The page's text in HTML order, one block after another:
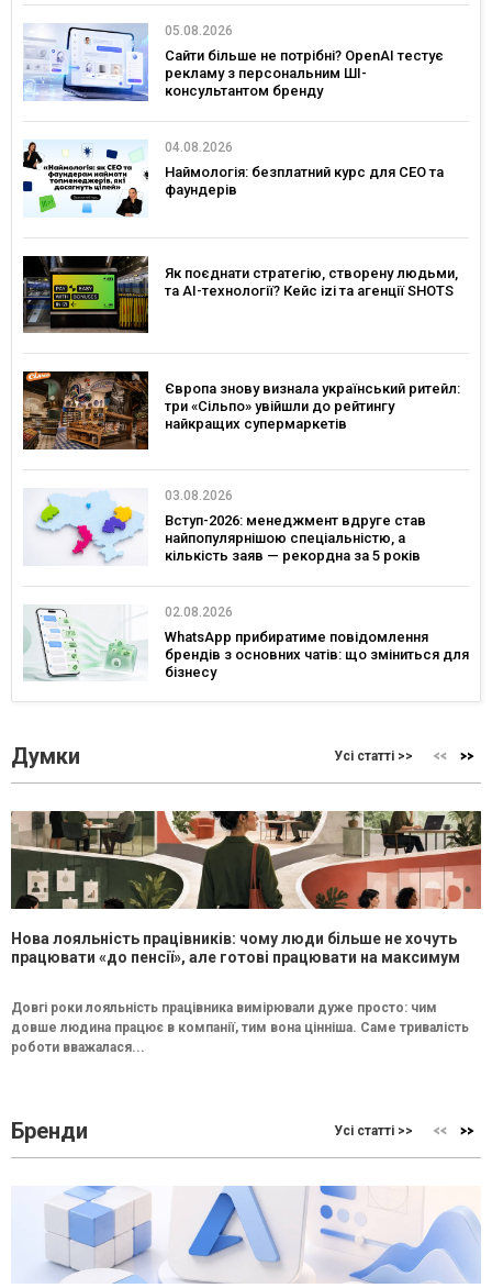
05.08.2026
Сайти більше не потрібні? OpenAI тестує
рекламу з персональним ШІ-
консультантом бренду
04.08.2026
Наймологія: безплатний курс для CEO та
фаундерів
Як поєднати стратегію, створену людьми,
та AI-технології? Кейс izi та агенції SHOTS
Європа знову визнала український ритейл:
три «Сільпо» увійшли до рейтингу
найкращих супермаркетів
03.08.2026
Вступ-2026: менеджмент вдруге став
найпопулярнішою спеціальністю, а
кількість заяв — рекордна за 5 років
02.08.2026
WhatsApp прибиратиме повідомлення
брендів з основних чатів: що зміниться для
бізнесу
Думки Усі статті >>
Нова лояльність працівників: чому люди більше не хочуть
працювати «до пенсії», але готові працювати на максимум
Довгі роки лояльність працівника вимірювали дуже просто: чим
довше людина працює в компанії, тим вона цінніша. Саме тривалість
роботи вважалася...
Бренди Усі статті >>